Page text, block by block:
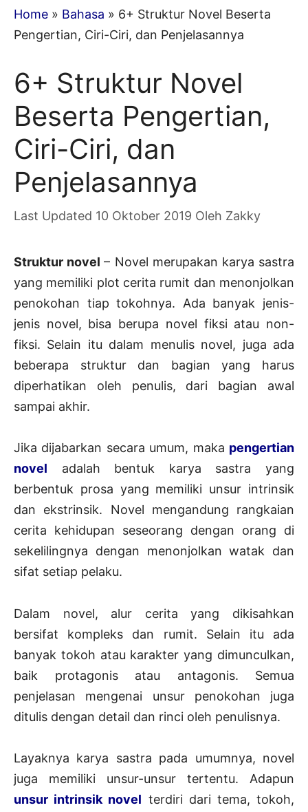
Home » Bahasa » 6+ Struktur Novel Beserta
Pengertian, Ciri-Ciri, dan Penjelasannya
6+ Struktur Novel
Beserta Pengertian,
Ciri-Ciri, dan
Penjelasannya
10 Oktober 2019 Oleh Zakky
Struktur novel– Novel merupakan karya sastra
yang memiliki plot cerita rumit dan menonjolkan
penokohan tiap tokohnya. Ada banyak jenis-
jenis novel, bisa berupa novel fiksi atau non-
fiksi. Selain itu dalam menulis novel, juga ada
beberapa struktur dan bagian yang harus
diperhatikan oleh penulis, dari bagian awal
sampai akhir.
Jika dijabarkan secara umum, maka pengertian
novel adalah bentuk karya sastra yang
berbentuk prosa yang memiliki unsur intrinsik
dan ekstrinsik. Novel mengandung rangkaian
cerita kehidupan seseorang dengan orang di
sekelilingnya dengan menonjolkan watak dan
sifat setiap pelaku.
Dalam novel, alur cerita yang dikisahkan
bersifat kompleks dan rumit. Selain itu ada
banyak tokoh atau karakter yang dimunculkan,
baik protagonis atau antagonis. Semua
penjelasan mengenai unsur penokohan juga
ditulis dengan detail dan rinci oleh penulisnya.
Layaknya karya sastra pada umumnya, novel
juga memiliki unsur-unsur tertentu. Adapun
unsur intrinsik novel terdiri dari tema, tokoh,